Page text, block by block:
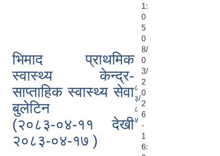
1:
0
5
भिमाद प्राथमिक
स्वास्थ्य केन्द्र-
साप्ताहिक स्वास्थ्य सेवा
बुलेटिन
(२०८३-०४-११ देखी
२०८३-०४-१७ )
८
३/
८
४
0
8/
0
3/
2
0
2
6
-
1
6: